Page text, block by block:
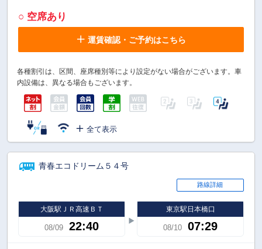
○ 空席あり
運賃確認・ご予約はこちら
各種割引は、区間、座席種別等により設定がない場合がございます。車
内設備は、異なる場合もございます。
全て表示
青春エコドリーム５４号
路線詳細
大阪駅ＪＲ高速ＢＴ
08/09 22:40
東京駅日本橋口
08/10 07:29